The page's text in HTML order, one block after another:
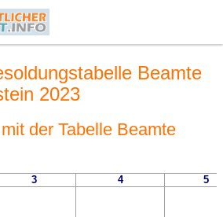
Beamte
2023
der Tabelle Beamte
3 4 5